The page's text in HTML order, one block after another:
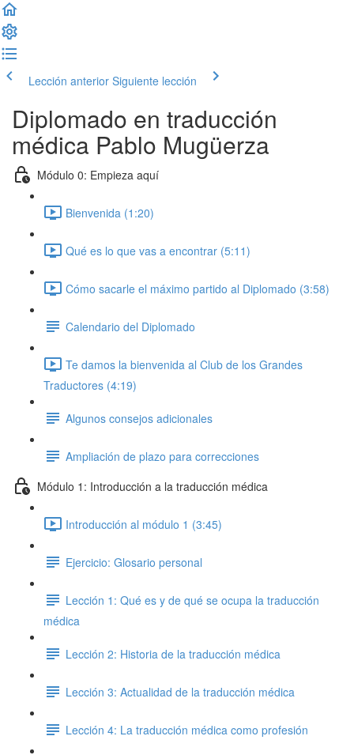
Lección anterior Siguiente lección
Diplomado en traducción
médica Pablo Mugüerza
Módulo 0: Empieza aquí
Bienvenida (1:20)
Qué es lo que vas a encontrar (5:11)
Cómo sacarle el máximo partido al Diplomado (3:58)
Calendario del Diplomado
Te damos la bienvenida al Club de los Grandes
Traductores (4:19)
Algunos consejos adicionales
Ampliación de plazo para correcciones
Módulo 1: Introducción a la traducción médica
Introducción al módulo 1 (3:45)
Ejercicio: Glosario personal
Lección 1: Qué es y de qué se ocupa la traducción
médica
Lección 2: Historia de la traducción médica
Lección 3: Actualidad de la traducción médica
Lección 4: La traducción médica como profesión